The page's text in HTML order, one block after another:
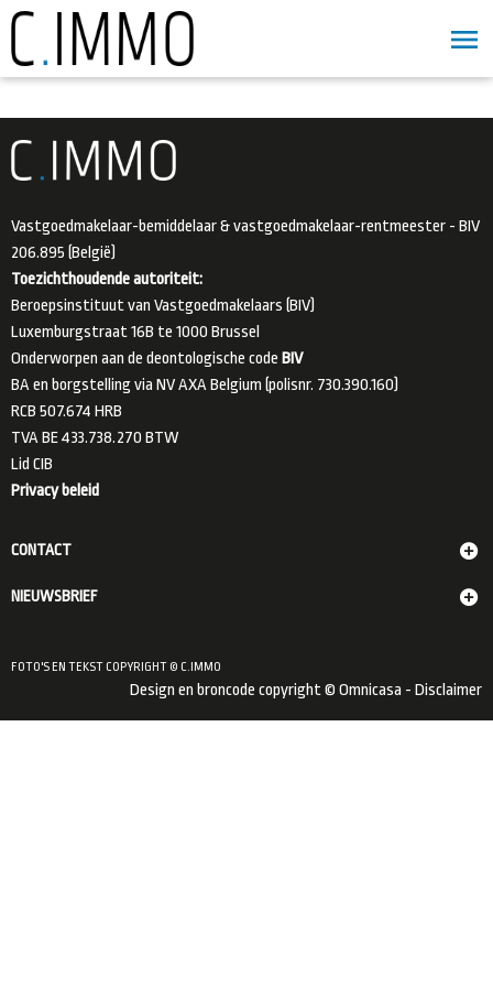
Vastgoedmakelaar-bemiddelaar & vastgoedmakelaar-rentmeester - BIV
206.895 (België)
Toezichthoudende autoriteit:
Beroepsinstituut van Vastgoedmakelaars (BIV)
Luxemburgstraat 16B te 1000 Brussel
Onderworpen aan de deontologische code BIV
BA en borgstelling via NV AXA Belgium (polisnr. 730.390.160)
RCB 507.674 HRB
TVA BE 433.738.270 BTW
Lid CIB
Privacy beleid
CONTACT
NIEUWSBRIEF
FOTO'S EN TEKST COPYRIGHT © C.IMMO
Design en broncode copyright © Omnicasa - Disclaimer